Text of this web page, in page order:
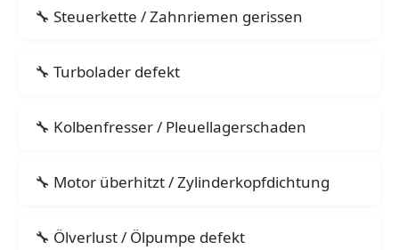
Steuerkette / Zahnriemen gerissen
Turbolader defekt
Kolbenfresser / Pleuellagerschaden
Motor überhitzt / Zylinderkopfdichtung
Ölverlust / Ölpumpe defekt